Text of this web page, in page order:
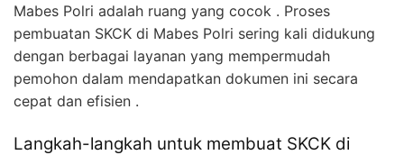
Mabes Polri adalah ruang yang cocok . Proses
pembuatan SKCK di Mabes Polri sering kali didukung
dengan berbagai layanan yang mempermudah
pemohon dalam mendapatkan dokumen ini secara
cepat dan efisien .
Langkah-langkah untuk membuat SKCK di